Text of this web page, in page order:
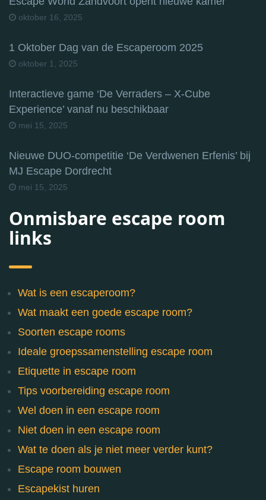
oktober 16, 2025
1 Oktober Dag van de Escaperoom 2025
oktober 1, 2025
Interactieve game ‘De Verraders – X-Cube
Experience’ vanaf nu beschikbaar
mei 15, 2025
Nieuwe DUO-competitie ‘De Verdwenen Erfenis’ bij
MJ Escape Dordrecht
mei 15, 2025
Onmisbare escape room
links
Wat is een escaperoom?
Wat maakt een goede escape room?
Soorten escape rooms
Ideale groepssamenstelling escape room
Etiquette in escape room
Tips voorbereiding escape room
Wel doen in een escape room
Niet doen in een escape room
Wat te doen als je niet meer verder kunt?
Escape room bouwen
Escapekist huren